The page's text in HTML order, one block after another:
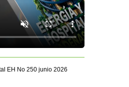
EH No 250 junio 2026